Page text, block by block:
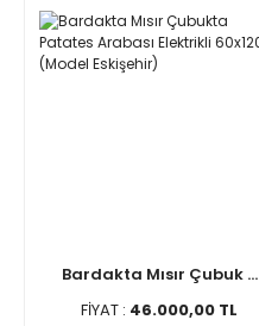
Bardakta Mısır Çubuk ...
FİYAT : 46.000,00 TL